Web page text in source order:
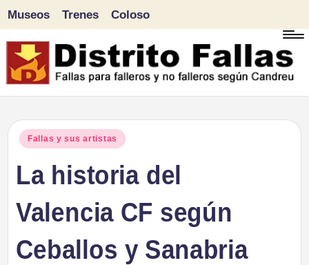
Saltar
al
Museos Trenes Coloso
Publicado
Fallas y sus artistas
La historia del
Valencia CF según
Ceballos y Sanabria